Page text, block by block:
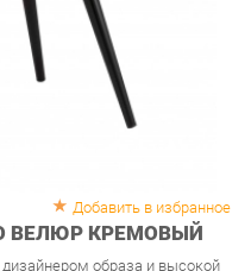
ВЕЛЮР КРЕМОВЫЙ
образа и высокой
округлых форм, сглаженных
качества